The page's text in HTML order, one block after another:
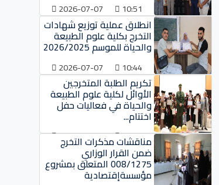
10:51
2026-07-07
انطلاق عملية توزيع شهادات
التخرج بكلية علوم الطبيعة
والحياة للموسم 2026/2025
10:44
2026-07-07
تكريم الطلبة المتخرجين
الأوائل لكلية علوم الطبيعة
والحياة في فعاليات حفل
اختتام...
10:37
2026-07-07
مناقشات مذكرات التخرج
ضمن القرار الوزاري
008/1275 المتعلق بمشروع
مؤسسةإقتصادية